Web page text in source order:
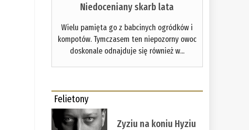
Niedoceniany skarb lata
Wielu pamięta go z babcinych ogródków i
kompotów. Tymczasem ten niepozorny owoc
doskonale odnajduje się również w...
Felietony
Zyziu na koniu Hyziu